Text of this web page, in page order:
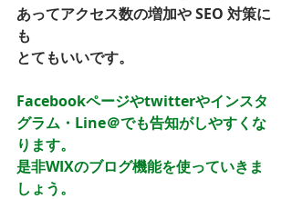
あってアクセス数の増加や SEO 対策に
も
とてもいいです。
Facebookページやtwitterやインスタ
グラム・Line＠でも告知がしやすくな
ります。
是非WIXのブログ機能を使っていきま
しょう。